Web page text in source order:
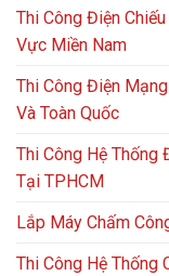
Thi Công Điện
Vực Miền Nam
Thi Công Điện
Và Toàn Quốc
Thi Công Hệ Thống
Tại TPHCM
Lắp Máy Chấm
Thi Công Hệ Thống